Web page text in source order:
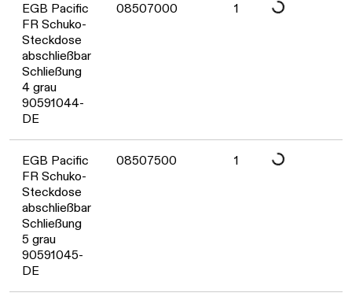
EGB Pacific
FR Schuko-
Steckdose
abschließbar
Schließung
4 grau
90591044-
DE
08507000 1
EGB Pacific
FR Schuko-
Steckdose
abschließbar
Schließung
5 grau
90591045-
DE
08507500 1